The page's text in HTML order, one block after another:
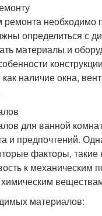
необходимо
определиться с
материалы и
наличие окна,
для ванной
и предпочтений.
факторы, такие
к механическим
химическим
материалов: